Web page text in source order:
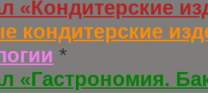
«Кондитерские
кондитерские
*
«Гастрономия.